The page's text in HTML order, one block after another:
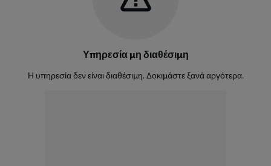
Υπηρεσία μη διαθέσιμη
Η υπηρεσία δεν είναι διαθέσιμη. Δοκιμάστε ξανά αργότερα.